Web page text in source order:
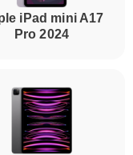
iPad mini A17
Pro 2024